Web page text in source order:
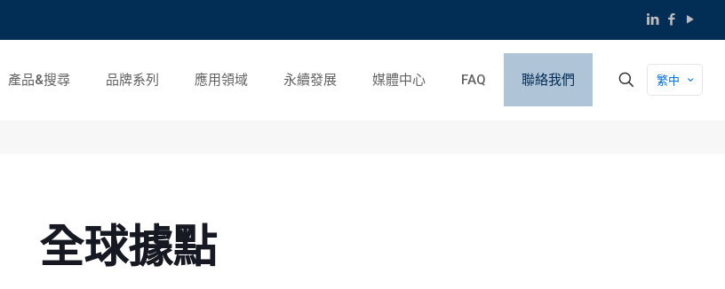
產品&搜尋 品牌系列 應用領域 永續發展 媒體中心 FAQ 聯絡我們 繁中
全球據點